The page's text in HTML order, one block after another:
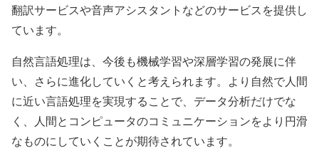
翻訳サービスや音声アシスタントなどのサービスを提供し
ています。
自然言語処理は、今後も機械学習や深層学習の発展に伴
い、さらに進化していくと考えられます。より自然で人間
に近い言語処理を実現することで、データ分析だけでな
く、人間とコンピュータのコミュニケーションをより円滑
なものにしていくことが期待されています。